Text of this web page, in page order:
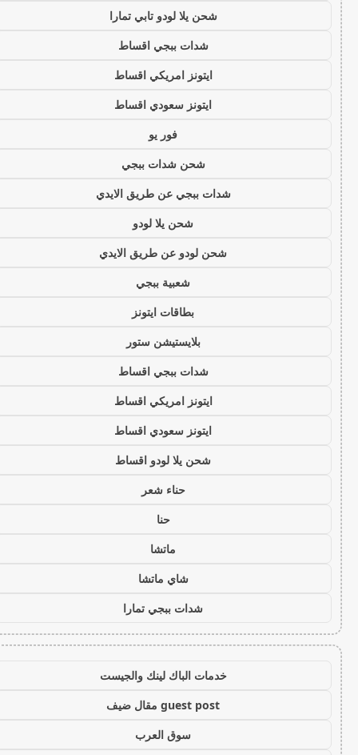
شحن يلا لودو تابي تمارا
شدات ببجي اقساط
ايتونز امريكي اقساط
ايتونز سعودي اقساط
فور يو
شحن شدات ببجي
شدات ببجي عن طريق الايدي
شحن يلا لودو
شحن لودو عن طريق الايدي
شعبية ببجي
بطاقات ايتونز
بلايستيشن ستور
شدات ببجي اقساط
ايتونز امريكي اقساط
ايتونز سعودي اقساط
شحن يلا لودو اقساط
حناء شعر
حنا
ماتشا
شاي ماتشا
شدات ببجي تمارا
خدمات الباك لينك والجيست
guest post مقال ضيف
سوق العرب